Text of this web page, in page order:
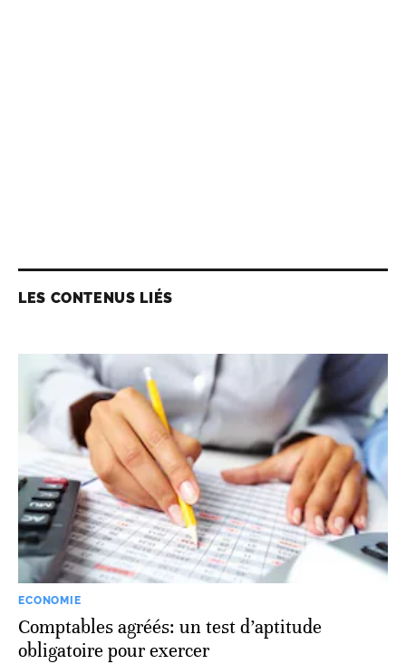
LES CONTENUS LIÉS
ECONOMIE
Comptables agréés: un test d’aptitude
obligatoire pour exercer